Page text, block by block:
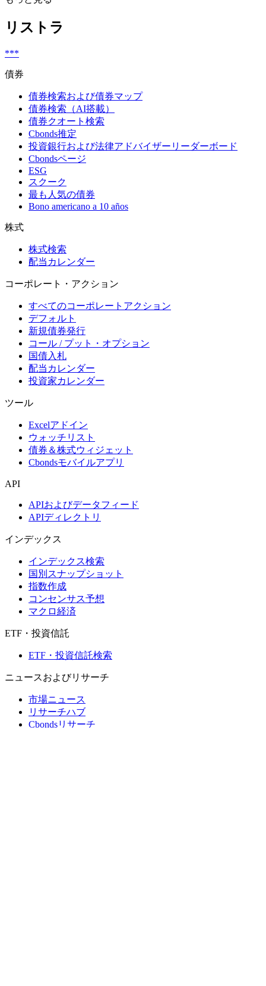
リストラ
***
債券
債券検索および債券マップ
債券検索（AI搭載）
債券クオート検索
Cbonds推定
投資銀行および法律アドバイザーリーダーボード
Cbondsページ
ESG
スクーク
最も人気の債券
Bono americano a 10 años
株式
株式検索
配当カレンダー
コーポレート・アクション
すべてのコーポレートアクション
デフォルト
新規債券発行
コール / プット・オプション
国債入札
配当カレンダー
投資家カレンダー
ツール
Excelアドイン
ウォッチリスト
債券＆株式ウィジェット
Cbondsモバイルアプリ
API
APIおよびデータフィード
APIディレクトリ
インデックス
インデックス検索
国別スナップショット
指数作成
コンセンサス予想
マクロ経済
ETF・投資信託
ETF・投資信託検索
ニュースおよびリサーチ
市場ニュース
リサーチハブ
Cbondsリサーチ